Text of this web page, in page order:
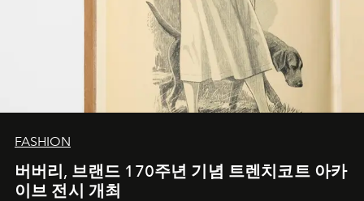
FASHION
버버리, 브랜드 170주년 기념 트렌치코트 아카
이브 전시 개최